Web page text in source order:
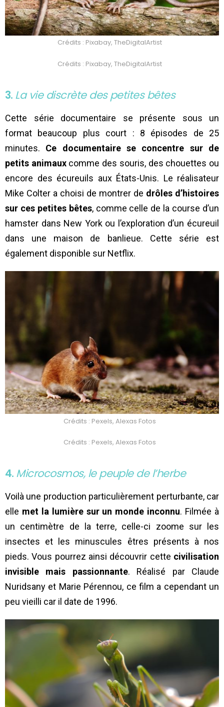
Crédits : Pixabay, TheDigitalArtist
Crédits : Pixabay, TheDigitalArtist
3. La vie discrète des petites bêtes
Cette série documentaire se présente sous un
format beaucoup plus court : 8 épisodes de 25
minutes. Ce documentaire se concentre sur de
petits animauxcomme des souris, des chouettes ou
encore des écureuils aux États-Unis. Le réalisateur
Mike Colter a choisi de montrer de drôles d’histoires
sur ces petites bêtes, comme celle de la course d’un
hamster dans New York ou l’exploration d’un écureuil
dans une maison de banlieue. Cette série est
également disponible sur Netflix.
Crédits : Pexels, Alexas Fotos
Crédits : Pexels, Alexas Fotos
4. Microcosmos, le peuple de l’herbe
Voilà une production particulièrement perturbante, car
elle met la lumière sur un monde inconnu. Filmée à
un centimètre de la terre, celle-ci zoome sur les
insectes et les minuscules êtres présents à nos
pieds. Vous pourrez ainsi découvrir cette civilisation
invisible mais passionnante. Réalisé par Claude
Nuridsany et Marie Pérennou, ce film a cependant un
peu vieilli car il date de 1996.